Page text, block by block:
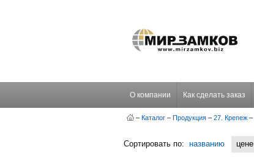
О компании Как сделать заказ
– Каталог – Продукция – 27. Крепеж –
Сортировать по: названию цене